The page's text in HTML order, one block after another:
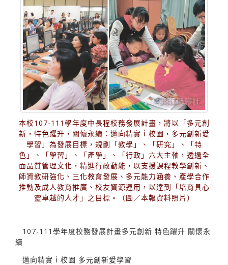
本校107-111學年度中長程校務發展計畫，將以「多元創
新，特色躍升，關懷永續：邁向精實ｉ校園，多元創新愛
學習」為發展目標，規劃「教學」、「研究」、「特
色」、「學習」、「產學」、「行政」六大主軸，透過全
面品質管理文化，精進行政動能，以支援課程教學創新、
師資教研強化、三化教育發展、多元能力涵養、產學合作
推動及成人教育推廣、校友資源運用，以達到「培育具心
靈卓越的人才」之目標。（圖／本報資料照片）
107-111學年度校務發展計畫多元創新 特色躍升 關懷永
續
邁向精實ｉ校園 多元創新愛學習